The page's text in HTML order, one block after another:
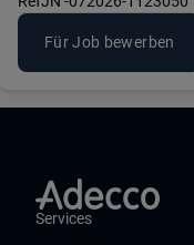
Für Job bewerben
Services